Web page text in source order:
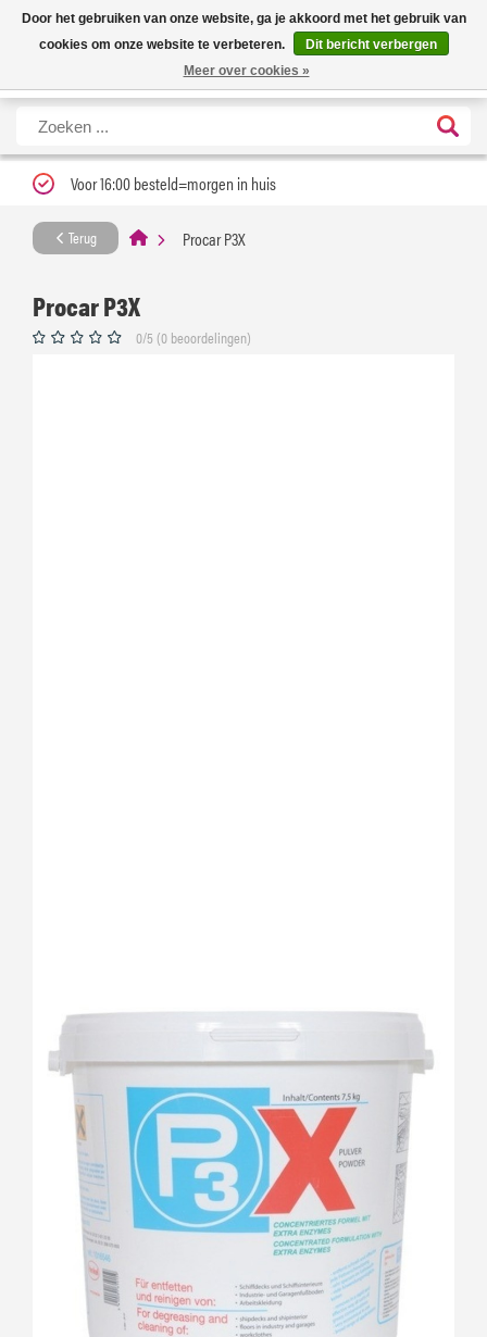
Nieuwe levertijd: 1 tot 3 werkdagen | Nu 25% korting op gehele assortiment
Carfume met kortingscode ''verfrissend''
X
Voor 16:00 besteld=morgen in huis
Terug Procar P3X
Procar P3X
0/5 (0 beoordelingen)
Door het gebruiken van onze website, ga je akkoord met het gebruik van
cookies om onze website te verbeteren.
Dit bericht verbergen
Meer over cookies »